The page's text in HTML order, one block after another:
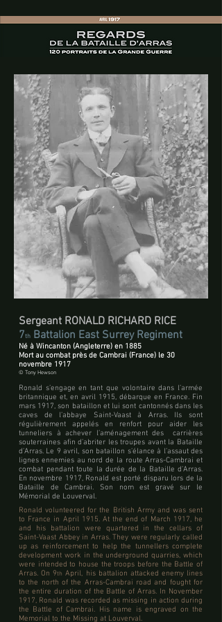
Sergeant RONALD RICHARD RICE
7th Battalion East Surrey Regiment
Né à Wincanton (Angleterre) en 1885
Mort au combat près de Cambrai (France) le 30
novembre 1917
© Tony Hewson
Ronald s’engage en tant que volontaire dans l’armée
britannique et, en avril 1915, débarque en France. Fin
mars 1917, son bataillon et lui sont cantonnés dans les
caves de l’abbaye Saint-Vaast à Arras. Ils sont
régulièrement appelés en renfort pour aider les
tunneliers à achever l’aménagement des carrières
souterraines afin d’abriter les troupes avant la Bataille
d’Arras. Le 9 avril, son bataillon s’élance à l’assaut des
lignes ennemies au nord de la route Arras-Cambrai et
combat pendant toute la durée de la Bataille d’Arras.
En novembre 1917, Ronald est porté disparu lors de la
Bataille de Cambrai. Son nom est gravé sur le
Mémorial de Louverval.
Ronald volunteered for the British Army and was sent
to France in April 1915. At the end of March 1917, he
and his battalion were quartered in the cellars of
Saint-Vaast Abbey in Arras. They were regularly called
up as reinforcement to help the tunnellers complete
development work in the underground quarries, which
were intended to house the troops before the Battle of
Arras. On 9th April, his battalion attacked enemy lines
to the north of the Arras-Cambrai road and fought for
the entire duration of the Battle of Arras. In November
1917, Ronald was recorded as missing in action during
the Battle of Cambrai. His name is engraved on the
Memorial to the Missing at Louverval.